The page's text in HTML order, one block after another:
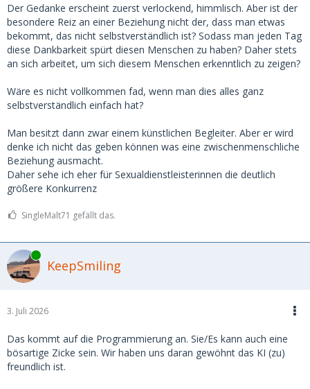
Der Gedanke erscheint zuerst verlockend, himmlisch. Aber ist der
besondere Reiz an einer Beziehung nicht der, dass man etwas
bekommt, das nicht selbstverständlich ist? Sodass man jeden Tag
diese Dankbarkeit spürt diesen Menschen zu haben? Daher stets
an sich arbeitet, um sich diesem Menschen erkenntlich zu zeigen?
Wäre es nicht vollkommen fad, wenn man dies alles ganz
selbstverständlich einfach hat?
Man besitzt dann zwar einem künstlichen Begleiter. Aber er wird
denke ich nicht das geben können was eine zwischenmenschliche
Beziehung ausmacht.
Daher sehe ich eher für Sexualdienstleisterinnen die deutlich
größere Konkurrenz
SingleMalt71 gefällt das.
Online
KeepSmiling
3. Juli 2026
Das kommt auf die Programmierung an. Sie/Es kann auch eine
bösartige Zicke sein. Wir haben uns daran gewöhnt das KI (zu)
freundlich ist.